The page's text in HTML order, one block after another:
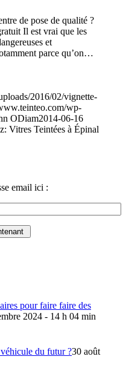
de pose de qualité ?
Il est vrai que les
et
parce qu’on…
2016/02/vignette-
wp-
ODiam2014-06-16
Vitres Teintées à Épinal
email ici :
pour faire faire des
2024 - 14 h 04 min
du futur ?30 août